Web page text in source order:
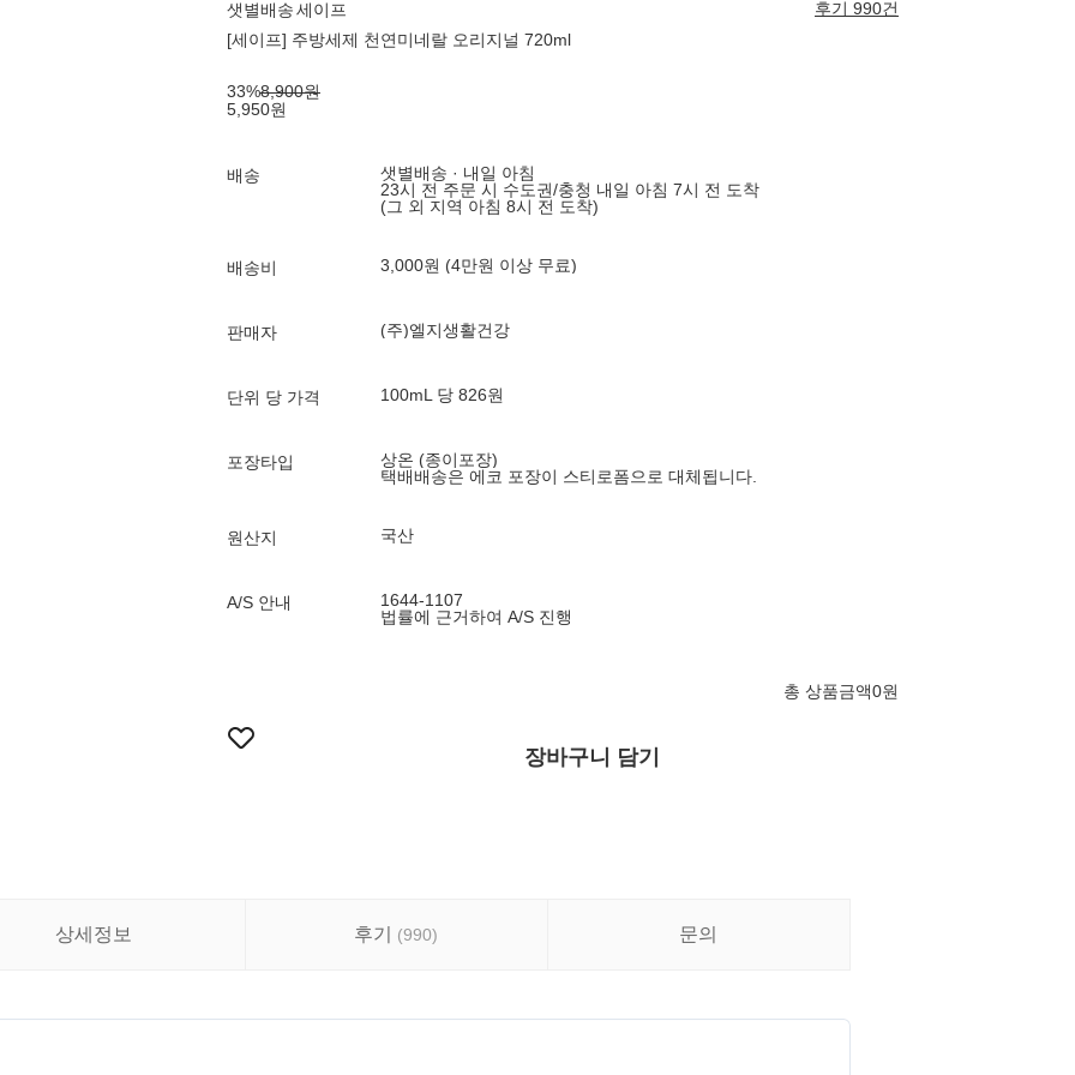
샛별배송세이프
후기 990건
[세이프] 주방세제 천연미네랄 오리지널 720ml
33%8,900원
5,950원
배송
샛별배송 · 내일 아침
23시 전 주문 시 수도권/충청 내일 아침 7시 전 도착
(그 외 지역 아침 8시 전 도착)
배송비 3,000원 (4만원 이상 무료)
판매자 (주)엘지생활건강
단위 당 가격 100mL 당 826원
포장타입
상온 (종이포장)
택배배송은 에코 포장이 스티로폼으로 대체됩니다.
원산지 국산
A/S 안내
1644-1107
법률에 근거하여 A/S 진행
총 상품금액0원
장바구니 담기
상세정보 후기 (990) 문의